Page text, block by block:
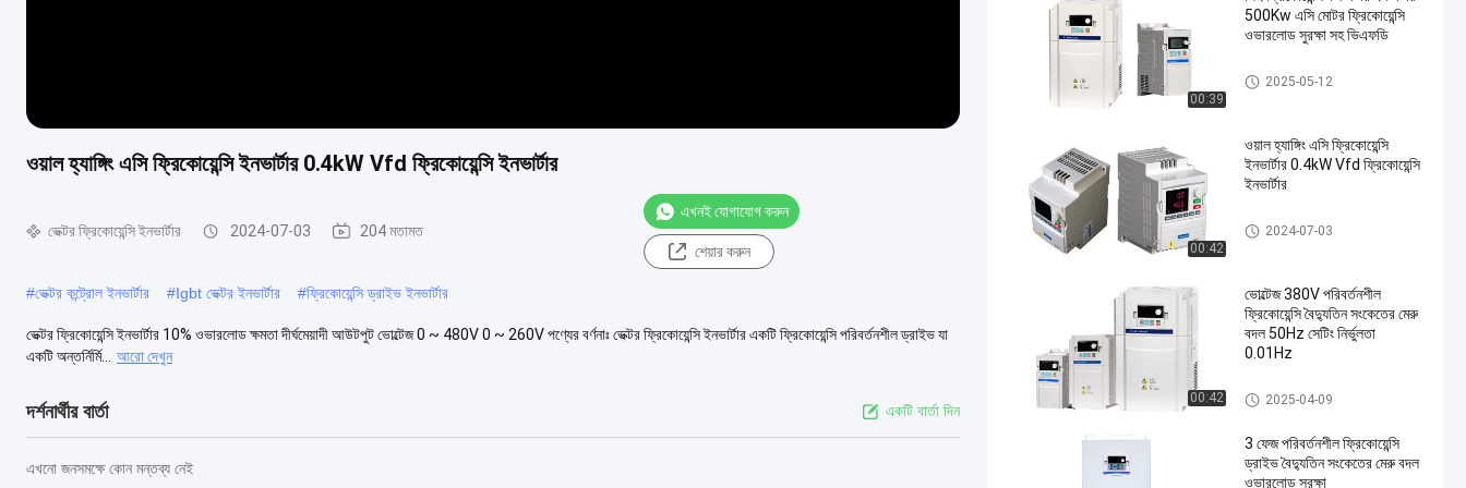
ওয়াল হ্যাঙ্গিং এসি ফ্রিকোয়েন্সি ইনভার্টার 0.4kW Vfd ফ্রিকোয়েন্সি ইনভার্টার
ভেক্টর ফ্রিকোয়েন্সি ইনভার্টার 2024-07-03 204 মতামত
এখনই যোগাযোগ করুন
শেয়ার করুন
#ভেক্টর কন্ট্রোল ইনভার্টার #Igbt ভেক্টর ইনভার্টার #ফ্রিকোয়েন্সি ড্রাইভ ইনভার্টার
ভেক্টর ফ্রিকোয়েন্সি ইনভার্টার 10% ওভারলোড ক্ষমতা দীর্ঘমেয়াদী আউটপুট ভোল্টেজ 0 ~ 480V 0 ~ 260V পণ্যের বর্ণনাঃ ভেক্টর ফ্রিকোয়েন্সি ইনভার্টার একটি ফ্রিকোয়েন্সি পরিবর্তনশীল ড্রাইভ যা
একটি অন্তর্নির্মি...
আরো দেখুন
দর্শনার্থীর বার্তা একটি বার্তা দিন
এখনো জনসমক্ষে কোন মন্তব্য নেই
00:39
500Kw এসি মোটর ফ্রিকোয়েন্সি
ওভারলোড সুরক্ষা সহ ভিএফডি
ভেক্টর ফ্রিকোয়েন্সি ইনভার্টার
2025-05-12
00:42
ওয়াল হ্যাঙ্গিং এসি ফ্রিকোয়েন্সি
ইনভার্টার 0.4kW Vfd ফ্রিকোয়েন্সি
ইনভার্টার
ভেক্টর ফ্রিকোয়েন্সি ইনভার্টার
2024-07-03
00:42
ভোল্টেজ 380V পরিবর্তনশীল
ফ্রিকোয়েন্সি বৈদ্যুতিন সংকেতের মেরু
বদল 50Hz সেটিং নির্ভুলতা
0.01Hz
ভেক্টর ফ্রিকোয়েন্সি ইনভার্টার
2025-04-09
3 ফেজ পরিবর্তনশীল ফ্রিকোয়েন্সি
ড্রাইভ বৈদ্যুতিন সংকেতের মেরু বদল
ওভারলোড সুরক্ষা